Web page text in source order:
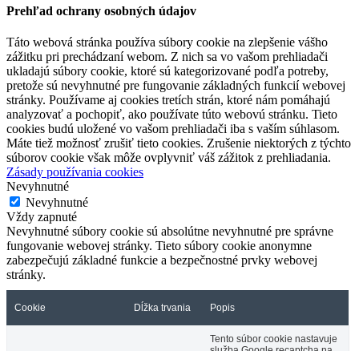
Prehľad ochrany osobných údajov
Táto webová stránka používa súbory cookie na zlepšenie vášho
zážitku pri prechádzaní webom. Z nich sa vo vašom prehliadači
ukladajú súbory cookie, ktoré sú kategorizované podľa potreby,
pretože sú nevyhnutné pre fungovanie základných funkcií webovej
stránky. Používame aj cookies tretích strán, ktoré nám pomáhajú
analyzovať a pochopiť, ako používate túto webovú stránku. Tieto
cookies budú uložené vo vašom prehliadači iba s vaším súhlasom.
Máte tiež možnosť zrušiť tieto cookies. Zrušenie niektorých z týchto
súborov cookie však môže ovplyvniť váš zážitok z prehliadania.
Zásady používania cookies
Nevyhnutné
Nevyhnutné
Vždy zapnuté
Nevyhnutné súbory cookie sú absolútne nevyhnutné pre správne
fungovanie webovej stránky. Tieto súbory cookie anonymne
zabezpečujú základné funkcie a bezpečnostné prvky webovej
stránky.
Cookie Dĺžka trvania Popis
Tento súbor cookie nastavuje